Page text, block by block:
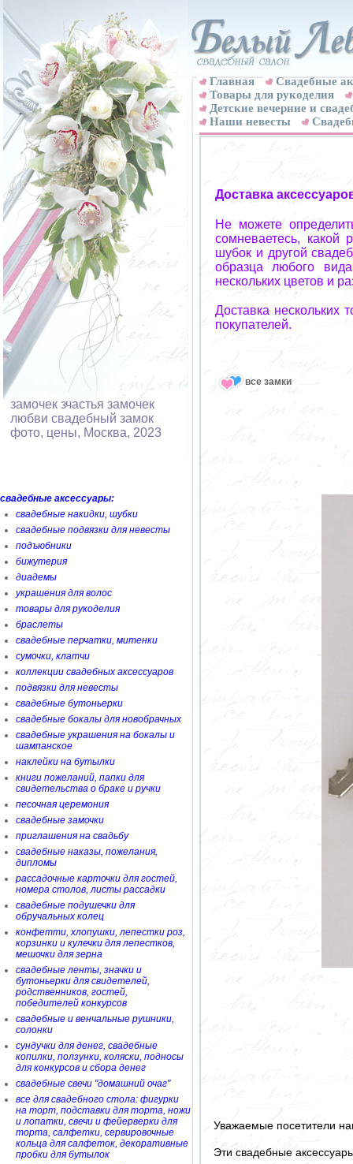
замочек зчастья замочек
любви свадебный замок
фото, цены, Москва, 2023
свадебные аксессуары:
свадебные накидки, шубки
свадебные подвязки для невесты
подъюбники
бижутерия
диадемы
украшения для волос
товары для рукоделия
браслеты
свадебные перчатки, митенки
сумочки, клатчи
коллекции свадебных аксессуаров
подвязки для невесты
свадебные бутоньерки
свадебные бокалы для новобрачных
свадебные украшения на бокалы и
шампанское
наклейки на бутылки
книги пожеланий, папки для
свидетельства о браке и ручки
песочная церемония
свадебные замочки
приглашения на свадьбу
свадебные наказы, пожелания,
дипломы
рассадочные карточки для гостей,
номера столов, листы рассадки
свадебные подушечки для
обручальных колец
конфетти, хлопушки, лепестки роз,
корзинки и кулечки для лепестков,
мешочки для зерна
свадебные ленты, значки и
бутоньерки для свидетелей,
родственников, гостей,
победителей конкурсов
свадебные и венчальные рушники,
солонки
сундучки для денег, свадебные
копилки, ползунки, коляски, подносы
для конкурсов и сбора денег
свадебные свечи "домашний очаг"
все для свадебного стола: фигурки
на торт, подставки для торта, ножи
и лопатки, свечи и фейерверки для
торта, салфетки, сервировочные
кольца для салфеток, декоративные
пробки для бутылок
Главная
Свадебные
Товары для рукоделия
Детские вечерние и
Наши невесты
Доставка
Не можете
сомневаетесь, какой
шубок и другой
образца любого
нескольких цветов и
Доставка нескольких
покупателей.
все замки
Уважаемые посетители
Эти свадебные